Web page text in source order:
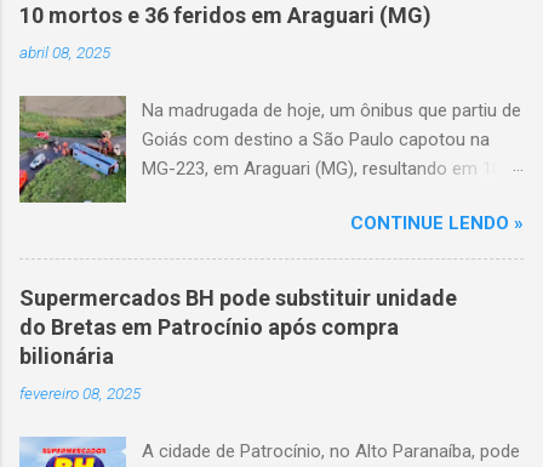
10 mortos e 36 feridos em Araguari (MG)
abril 08, 2025
Na madrugada de hoje, um ônibus que partiu de
Goiás com destino a São Paulo capotou na
MG-223, em Araguari (MG), resultando em 10
volta das 3h40, próximo ao trevo de Queixinho,
quando o motorista perdeu o controle do
veículo, atravessou o canteiro central e
capotou em uma alça de acesso. Entre as
vítimas fatais, há duas crianças de
CONTINUE LENDO »
Supermercados BH pode substituir unidade
do Bretas em Patrocínio após compra
bilionária
fevereiro 08, 2025
A cidade de Patrocínio, no Alto Paranaíba, pode